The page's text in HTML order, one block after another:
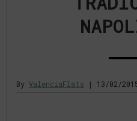
By ValenciaFlats | 13/02/